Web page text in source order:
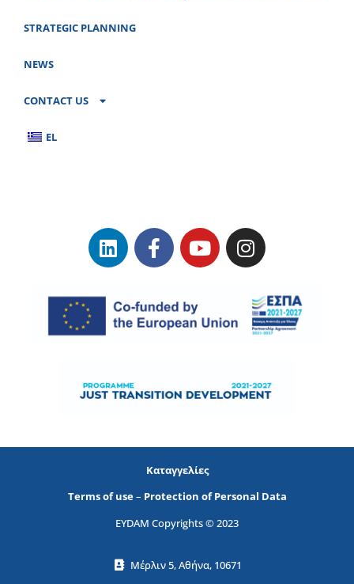
STRATEGIC PLANNING
NEWS
CONTACT US
EL
Καταγγελίες
Terms of use– Protection of Personal Data
EYDAM Copyrights © 2023
Μέρλιν 5, Αθήνα, 10671